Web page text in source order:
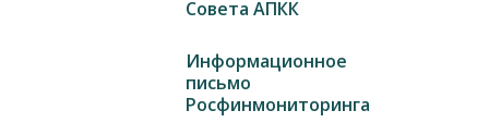
Совета АПКК
Информационное
письмо
Росфинмониторинга